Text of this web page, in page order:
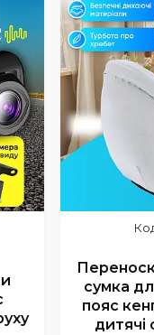
сумка
пояс
дитячі